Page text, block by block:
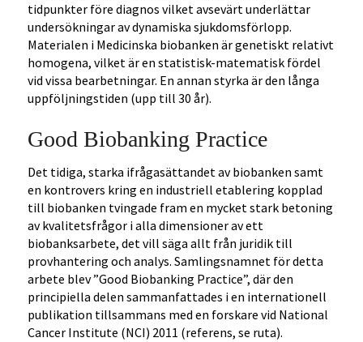
tidpunkter före diagnos vilket avsevärt underlättar
undersökningar av dynamiska sjukdomsförlopp.
Materialen i Medicinska biobanken är genetiskt relativt
homogena, vilket är en statistisk-matematisk fördel
vid vissa bearbetningar. En annan styrka är den långa
uppföljningstiden (upp till 30 år).
Good Biobanking Practice
Det tidiga, starka ifrågasättandet av biobanken samt
en kontrovers kring en industriell etablering kopplad
till biobanken tvingade fram en mycket stark betoning
av kvalitetsfrågor i alla dimensioner av ett
biobanksarbete, det vill säga allt från juridik till
provhantering och analys. Samlingsnamnet för detta
arbete blev ”Good Biobanking Practice”, där den
principiella delen sammanfattades i en internationell
publikation tillsammans med en forskare vid National
Cancer Institute (NCI) 2011 (referens, se ruta).